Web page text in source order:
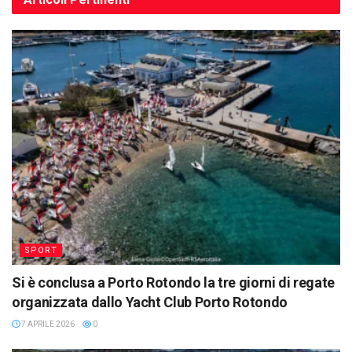
SPORT
Si è conclusa a Porto Rotondo la tre giorni di regate
organizzata dallo Yacht Club Porto Rotondo
7 APRILE 2026 0